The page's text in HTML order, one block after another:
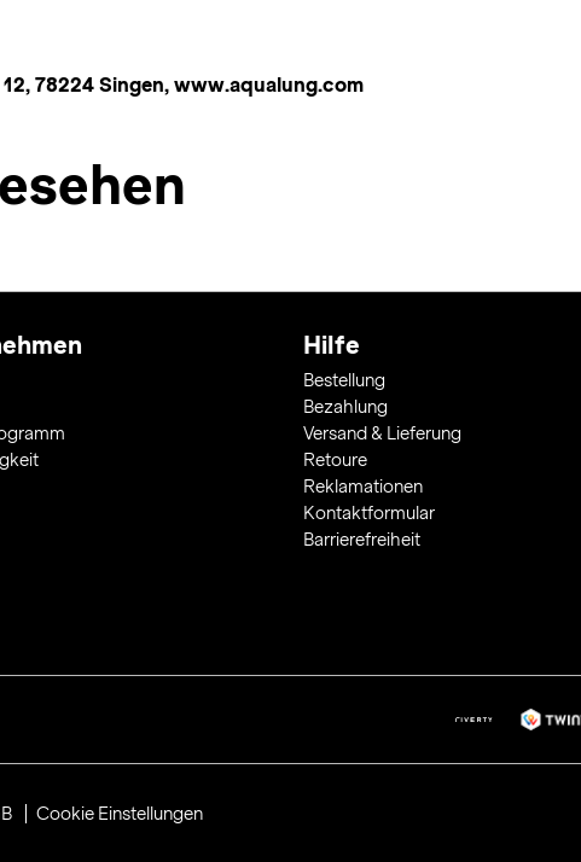
78224 Singen, www.aqualung.com
Hilfe
Bestellung
Bezahlung
Versand & Lieferung
Retoure
Reklamationen
Kontaktformular
Barrierefreiheit
Cookie Einstellungen